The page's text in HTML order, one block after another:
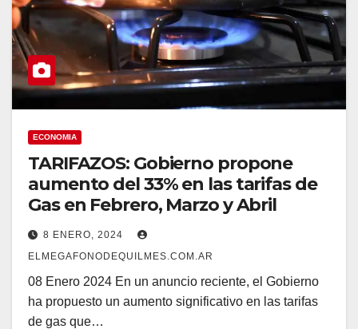
ECONOMIA
TARIFAZOS: Gobierno propone
aumento del 33% en las tarifas de
Gas en Febrero, Marzo y Abril
8 ENERO, 2024
ELMEGAFONODEQUILMES.COM.AR
08 Enero 2024 En un anuncio reciente, el Gobierno
ha propuesto un aumento significativo en las tarifas
de gas que…